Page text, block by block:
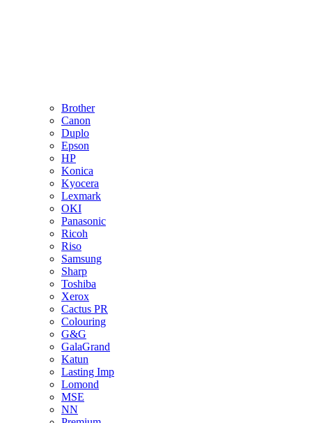
Brother
Canon
Duplo
Epson
HP
Konica
Kyocera
Lexmark
OKI
Panasonic
Ricoh
Riso
Samsung
Sharp
Toshiba
Xerox
Cactus PR
Colouring
G&G
GalaGrand
Katun
Lasting Imp
Lomond
MSE
NN